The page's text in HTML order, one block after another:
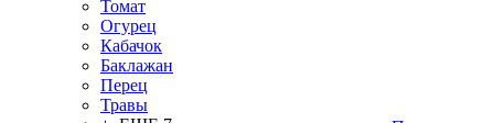
Томат
Огурец
Кабачок
Баклажан
Перец
Травы